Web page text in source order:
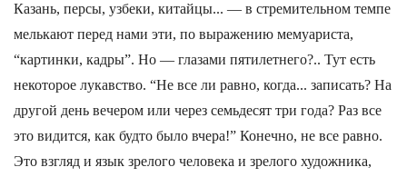
Казань, персы, узбеки, китайцы... — в стремительном темпе
мелькают перед нами эти, по выражению мемуариста,
“картинки, кадры”. Но — глазами пятилетнего?.. Тут есть
некоторое лукавство. “Не все ли равно, когда... записать? На
другой день вечером или через семьдесят три года? Раз все
это видится, как будто было вчера!” Конечно, не все равно.
Это взгляд и язык зрелого человека и зрелого художника,